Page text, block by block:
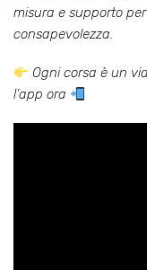
misura e supporto
consapevolezza.
Ogni corsa è un
l’app ora